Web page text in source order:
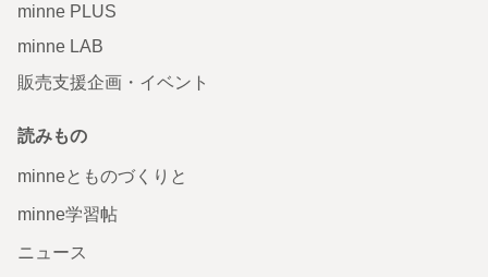
minne PLUS
minne LAB
販売支援企画・イベント
読みもの
minneとものづくりと
minne学習帖
ニュース